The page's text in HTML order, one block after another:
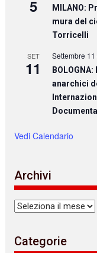
5
MILANO:
mura del
Torricelli
SET
11
Settembre 11
anarchici
Vedi Calendario
Archivi
Archivi
Categorie